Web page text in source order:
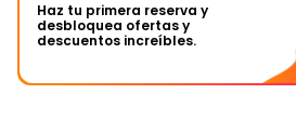
Haz tu primera reserva y
desbloquea ofertas y
descuentos increíbles.